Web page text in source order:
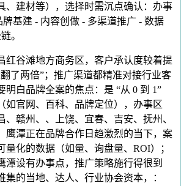
、建材等），选择时需沉点确认：办事
牌基建 - 内容创做 - 多渠道推广 - 数据
。
谷滩地方商务区，客户承认度较着提
了两倍”；推广渠道都精准对接行业客
明白品牌全案的焦点：是 “从 0 到 1”
如官网、百科、品牌定位），办事区
、赣州、、上饶、宜春、吉安、抚州、
鹰潭正在品牌合作日趋激烈的当下，案
量化的数据（如量、询盘量、ROI）；
潭设有办事点，推广策略施行得很到
集的当地、达人、行业协会资本，：